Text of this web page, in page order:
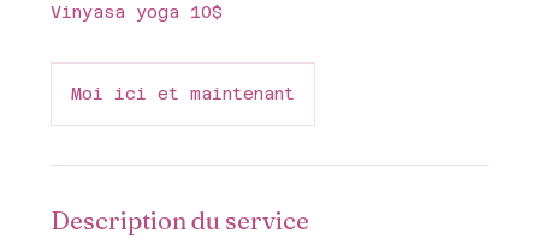
Vinyasa yoga 10$
Moi ici et maintenant
Description du service